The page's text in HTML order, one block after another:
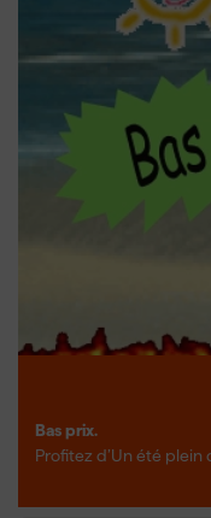
Bas prix.
Profitez d’Un été